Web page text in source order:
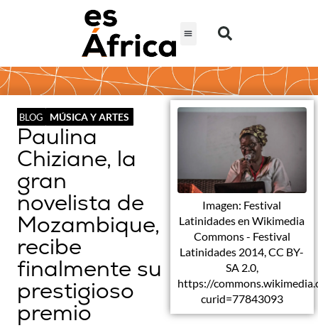
BLOG MÚSICA Y ARTES
Paulina
Chiziane, la
gran
novelista de
Mozambique,
recibe
finalmente su
prestigioso
premio
Imagen: Festival
Latinidades en Wikimedia
Commons - Festival
Latinidades 2014, CC BY-
SA 2.0,
https://
curid=77843093